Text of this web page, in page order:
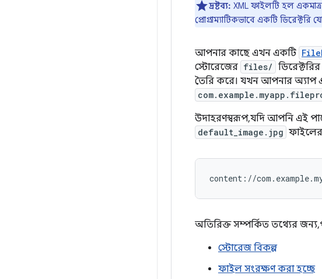
দ্রষ্টব্য: XML ফাইলটি হল
প্রোগ্রাম্যাটিকভাবে একটি ডিরেক্টরি
আপনার কাছে এখন একটি
স্টোরেজের files/
তৈরি করে। যখন আপনার অ্যাপ
উদাহরণস্বরূপ, যদি আপনি এই
default_image.jpg
content://
অতিরিক্ত সম্পর্কিত তথ্যের
স্টোরেজ বিকল্প
ফাইল সংরক্ষণ করা হচ্ছে